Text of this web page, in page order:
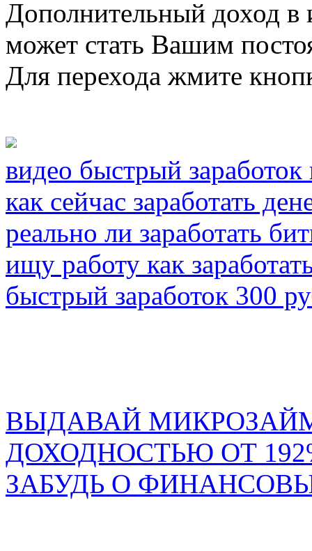
Дополнительный доход в
может стать Вашим
Для перехода жмите
видео быстрый
как сейчас заработать
реально ли заработать
ищу работу как
быстрый заработок 300
ВЫДАВАЙ
ДОХОДНОСТЬЮ ОТ
ЗАБУДЬ О